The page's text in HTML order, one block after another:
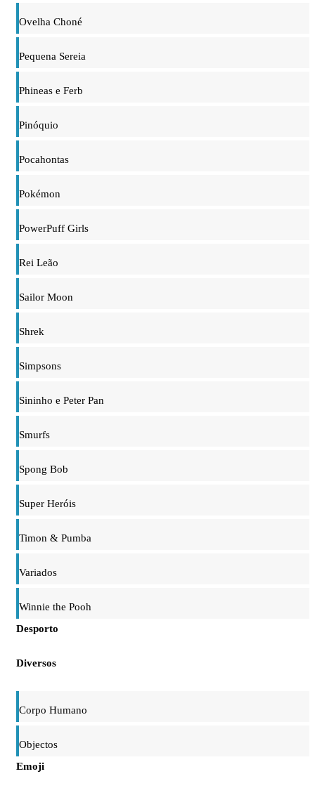
Ovelha Choné
Pequena Sereia
Phineas e Ferb
Pinóquio
Pocahontas
Pokémon
PowerPuff Girls
Rei Leão
Sailor Moon
Shrek
Simpsons
Sininho e Peter Pan
Smurfs
Spong Bob
Super Heróis
Timon & Pumba
Variados
Winnie the Pooh
Desporto
Diversos
Corpo Humano
Objectos
Emoji